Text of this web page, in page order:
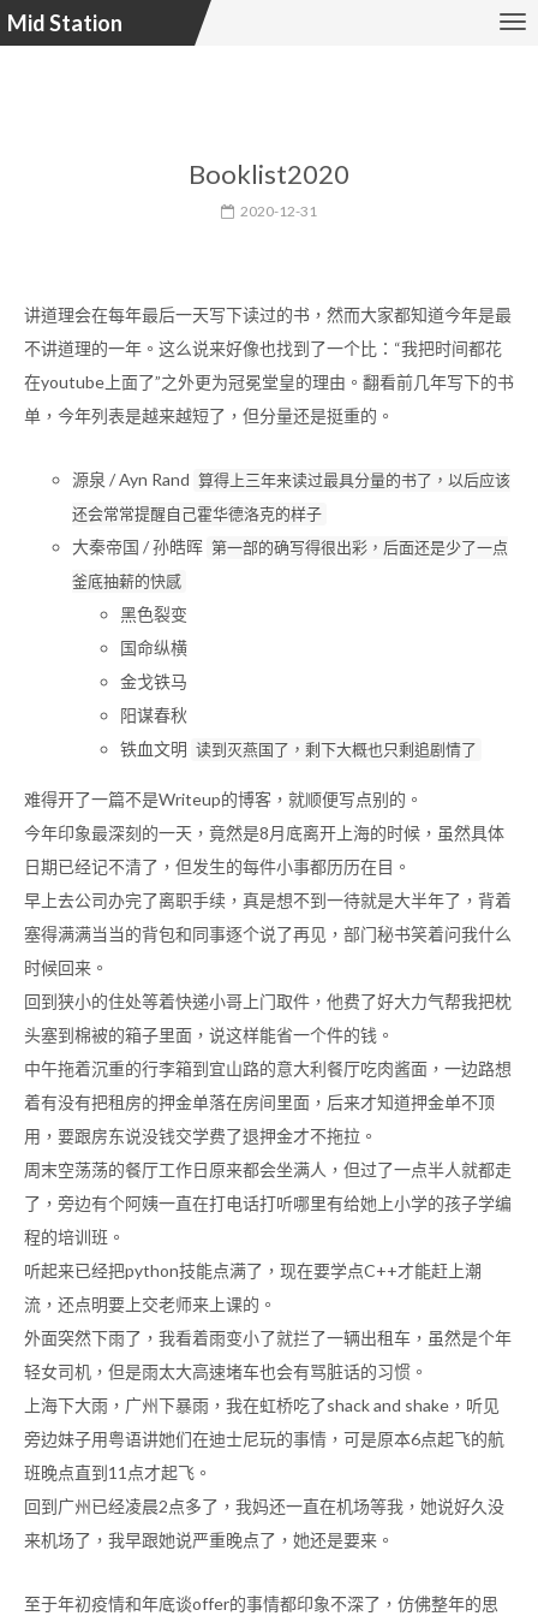
Mid Station
Booklist2020
2020-12-31
讲道理会在每年最后一天写下读过的书，然而大家都知道今年是最
不讲道理的一年。这么说来好像也找到了一个比：“我把时间都花
在youtube上面了”之外更为冠冕堂皇的理由。翻看前几年写下的书
单，今年列表是越来越短了，但分量还是挺重的。
源泉 / Ayn Rand 算得上三年来读过最具分量的书了，以后应该
还会常常提醒自己霍华德洛克的样子
大秦帝国 / 孙皓晖 第一部的确写得很出彩，后面还是少了一点
釜底抽薪的快感
黑色裂变
国命纵横
金戈铁马
阳谋春秋
铁血文明 读到灭燕国了，剩下大概也只剩追剧情了
难得开了一篇不是Writeup的博客，就顺便写点别的。
今年印象最深刻的一天，竟然是8月底离开上海的时候，虽然具体
日期已经记不清了，但发生的每件小事都历历在目。
早上去公司办完了离职手续，真是想不到一待就是大半年了，背着
塞得满满当当的背包和同事逐个说了再见，部门秘书笑着问我什么
时候回来。
回到狭小的住处等着快递小哥上门取件，他费了好大力气帮我把枕
头塞到棉被的箱子里面，说这样能省一个件的钱。
中午拖着沉重的行李箱到宜山路的意大利餐厅吃肉酱面，一边路想
着有没有把租房的押金单落在房间里面，后来才知道押金单不顶
用，要跟房东说没钱交学费了退押金才不拖拉。
周末空荡荡的餐厅工作日原来都会坐满人，但过了一点半人就都走
了，旁边有个阿姨一直在打电话打听哪里有给她上小学的孩子学编
程的培训班。
听起来已经把python技能点满了，现在要学点C++才能赶上潮
流，还点明要上交老师来上课的。
外面突然下雨了，我看着雨变小了就拦了一辆出租车，虽然是个年
轻女司机，但是雨太大高速堵车也会有骂脏话的习惯。
上海下大雨，广州下暴雨，我在虹桥吃了shack and shake，听见
旁边妹子用粤语讲她们在迪士尼玩的事情，可是原本6点起飞的航
班晚点直到11点才起飞。
回到广州已经凌晨2点多了，我妈还一直在机场等我，她说好久没
来机场了，我早跟她说严重晚点了，她还是要来。
至于年初疫情和年底谈offer的事情都印象不深了，仿佛整年的思